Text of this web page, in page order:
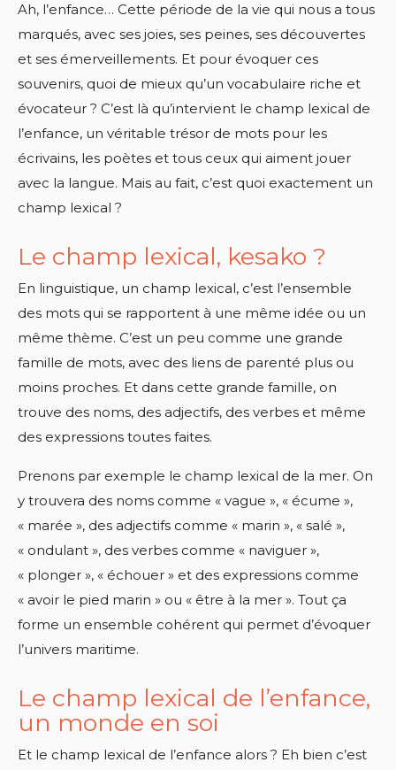
Ah, l’enfance… Cette période de la vie qui nous a tous
marqués, avec ses joies, ses peines, ses découvertes
et ses émerveillements. Et pour évoquer ces
souvenirs, quoi de mieux qu’un vocabulaire riche et
évocateur ? C’est là qu’intervient le champ lexical de
l’enfance, un véritable trésor de mots pour les
écrivains, les poètes et tous ceux qui aiment jouer
avec la langue. Mais au fait, c’est quoi exactement un
champ lexical ?
Le champ lexical, kesako ?
En linguistique, un champ lexical, c’est l’ensemble
des mots qui se rapportent à une même idée ou un
même thème. C’est un peu comme une grande
famille de mots, avec des liens de parenté plus ou
moins proches. Et dans cette grande famille, on
trouve des noms, des adjectifs, des verbes et même
des expressions toutes faites.
Prenons par exemple le champ lexical de la mer. On
y trouvera des noms comme « vague », « écume »,
« marée », des adjectifs comme « marin », « salé »,
« ondulant », des verbes comme « naviguer »,
« plonger », « échouer » et des expressions comme
« avoir le pied marin » ou « être à la mer ». Tout ça
forme un ensemble cohérent qui permet d’évoquer
l’univers maritime.
Le champ lexical de l’enfance,
un monde en soi
Et le champ lexical de l’enfance alors ? Eh bien c’est